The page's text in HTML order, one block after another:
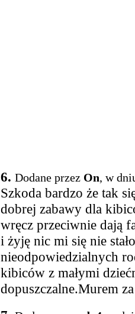
6. Dodane przez On, w
Szkoda bardzo że tak
dobrej zabawy dla
wręcz przeciwnie dają
i żyję nic mi się nie
nieodpowiedzialnych
kibiców z małymi
dopuszczalne.Murem